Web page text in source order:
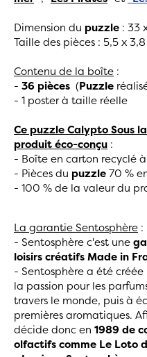
Dimension du puzzle : 33
Taille des pièces : 5,5 x
Contenu de la boîte :
- 36 pièces (Puzzle
- 1 poster à taille réelle
Ce puzzle Calypto Sous
produit éco-conçu :
- Boîte en carton recyclé
- Pièces du puzzle70 %
- 100 % de la valeur du
La garantie Sentosphère :
- Sentosphère c'est une
loisirs créatifs Made in
- Sentosphère a été
la passion pour les
travers le monde, puis à
premières aromatiques.
décide donc en 1989 de
olfactifs comme Le Loto